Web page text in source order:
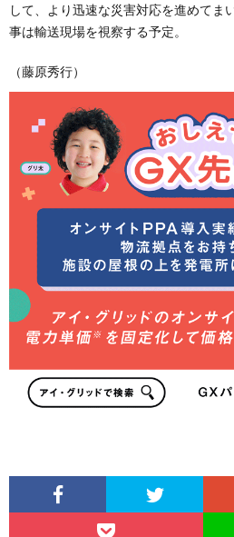
して、より迅速な災害対応を進めてま
事は輸送現場を視察する予定。
（藤原秀行）